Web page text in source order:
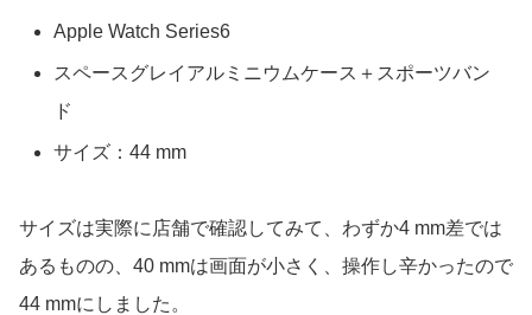
Apple Watch Series6
スペースグレイアルミニウムケース＋スポーツバン
ド
サイズ：44 mm
サイズは実際に店舗で確認してみて、わずか4 mm差では
あるものの、40 mmは画面が小さく、操作し辛かったので
44 mmにしました。